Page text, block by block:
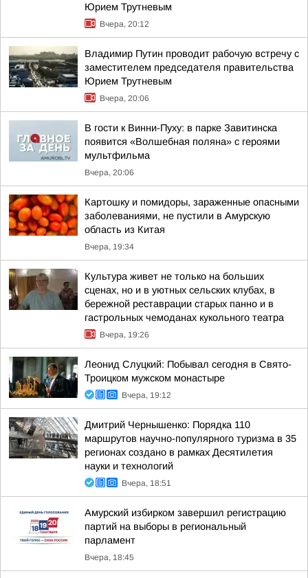
Юрием Трутневым
Вчера, 20:12
Владимир Путин проводит рабочую встречу с
заместителем председателя правительства
Юрием Трутневым
Вчера, 20:06
В гости к Винни-Пуху: в парке Завитинска
появится «Волшебная поляна» с героями
мультфильма
Вчера, 20:06
Картошку и помидоры, зараженные опасными
заболеваниями, не пустили в Амурскую
область из Китая
Вчера, 19:34
Культура живет не только на больших
сценах, но и в уютных сельских клубах, в
бережной реставрации старых панно и в
гастрольных чемоданах кукольного театра
Вчера, 19:26
Леонид Слуцкий: Побывал сегодня в Свято-
Троицком мужском монастыре
Вчера, 19:12
Дмитрий Чернышенко: Порядка 110
маршрутов научно-популярного туризма в 35
регионах создано в рамках Десятилетия
науки и технологий
Вчера, 18:51
Амурский избирком завершил регистрацию
партий на выборы в региональный
парламент
Вчера, 18:45